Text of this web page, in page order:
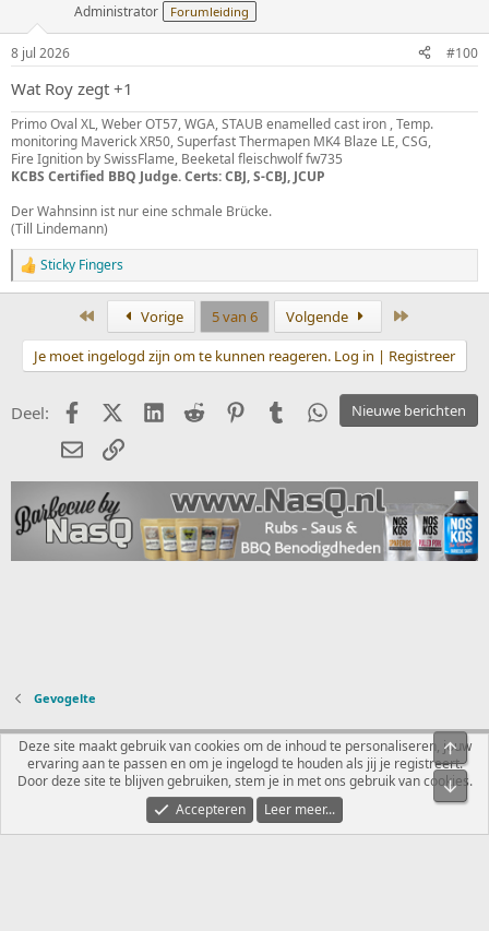
Administrator Forumleiding
8 jul 2026 #100
Wat Roy zegt +1
Primo Oval XL, Weber OT57, WGA, STAUB enamelled cast iron , Temp.
monitoring Maverick XR50, Superfast Thermapen MK4 Blaze LE, CSG,
Fire Ignition by SwissFlame, Beeketal fleischwolf fw735
KCBS Certified BBQ Judge. Certs: CBJ, S-CBJ, JCUP
Der Wahnsinn ist nur eine schmale Brücke.
(Till Lindemann)
W
a
d
n
:
Sticky Fingers
Eerste Vorige 5 van 6 Volgende
Je moet ingelogd zijn om te kunnen reageren. Log in | Registreer
Nieuwe berichten
Deel: FacebookX (Twitter)
LinkedIn
Reddit PinterestTumblrWhatsApp
E-mailkoppeling
Gevogelte
Nederlands
Contact
Voorwaarden en regels Privacybeleid Help
R
S
Community platform by XenForo ® © 2010-2026 XenForo Ltd.
Deze site maakt gebruik van cookies om de inhoud te personaliseren, jouw
ervaring aan te passen en om je ingelogd te houden als jij je registreert.
Door deze site te blijven gebruiken, stem je in met ons gebruik van cookies.
Accepteren
Leer meer...